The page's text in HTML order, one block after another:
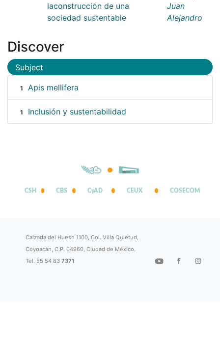
laconstrucción de una
sociedad sustentable
Juan
Alejandro
Discover
Subject
1 Apis mellifera
1 Inclusión y sustentabilidad
CSH CBS CyAD CEUX COSECOM
Calzada del Hueso 1100, Col. Villa Quietud,
Coyoacán, C.P. 04960, Ciudad de México.
Tel. 55 54 837371